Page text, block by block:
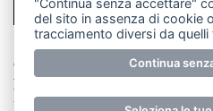
PER LA TUA
© Copyright Merateonline
E' proibita la riproduzione e
parziale di testi, articoli e
"Continua senza accettare"
del sito in assenza di cookie
tracciamento diversi da quelli
Continua